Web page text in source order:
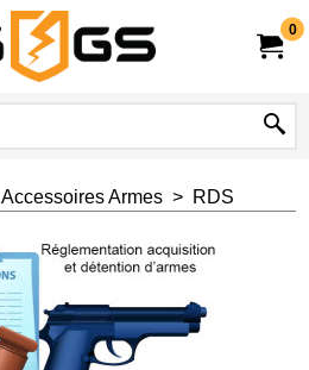
0
Accessoires Armes > RDS